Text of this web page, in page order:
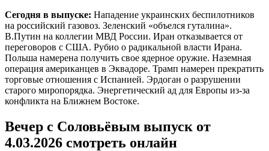
Сегодня в выпуске: Нападение украинских беспилотников
на российский газовоз. Зеленский «объелся гуталина».
В.Путин на коллегии МВД России. Иран отказывается от
переговоров с США. Рубио о радикальной власти Ирана.
Польша намерена получить свое ядерное оружие. Наземная
операция американцев в Эквадоре. Трамп намерен прекратить
торговые отношения с Испанией. Эрдоган о разрушении
старого миропорядка. Энергетический ад для Европы из-за
конфликта на Ближнем Востоке.
Вечер с Соловьёвым выпуск от
4.03.2026 смотреть онлайн